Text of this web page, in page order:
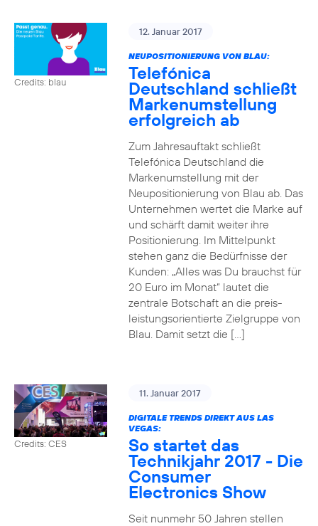
Credits: blau
12. Januar 2017
NEUPOSITIONIERUNG VON BLAU:
Telefónica
Deutschland schließt
Markenumstellung
erfolgreich ab
Zum Jahresauftakt schließt
Telefónica Deutschland die
Markenumstellung mit der
Neupositionierung von Blau ab. Das
Unternehmen wertet die Marke auf
und schärft damit weiter ihre
Positionierung. Im Mittelpunkt
stehen ganz die Bedürfnisse der
Kunden: „Alles was Du brauchst für
20 Euro im Monat“ lautet die
zentrale Botschaft an die preis-
leistungsorientierte Zielgruppe von
Blau. Damit setzt die […]
Credits: CES
11. Januar 2017
DIGITALE TRENDS DIREKT AUS LAS
VEGAS:
So startet das
Technikjahr 2017 - Die
Consumer
Electronics Show
Seit nunmehr 50 Jahren stellen